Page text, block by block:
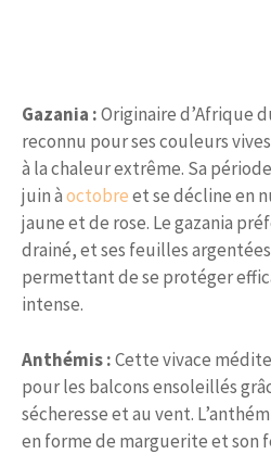
Gazania :Originaire d’Afrique
reconnu pour ses couleurs
à la chaleur extrême. Sa
juin àoctobreet se décline en
jaune et de rose. Le gazania
drainé, et ses feuilles
permettant de se protéger
intense.
Anthémis :Cette vivace
pour les balcons ensoleillés
sécheresse et au vent.
en forme de marguerite et